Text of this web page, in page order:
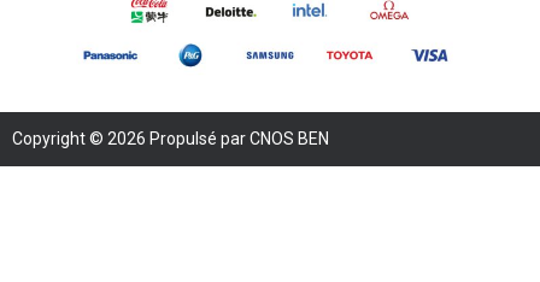
Copyright © 2026 Propulsé par CNOS BEN